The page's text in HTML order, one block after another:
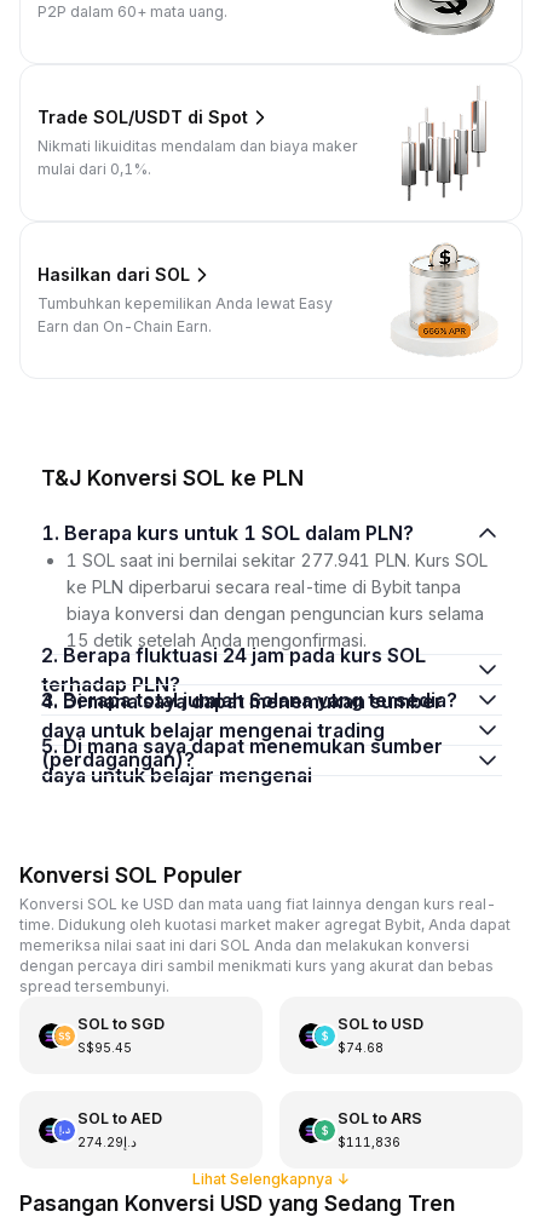
P2P dalam 60+ mata uang.
Trade SOL/USDT di Spot
Nikmati likuiditas mendalam dan biaya maker
mulai dari 0,1%.
Hasilkan dari SOL
Tumbuhkan kepemilikan Anda lewat Easy
Earn dan On-Chain Earn.
T&J Konversi SOL ke PLN
1. Berapa kurs untuk 1 SOL dalam PLN?
1 SOL saat ini bernilai sekitar 277.941 PLN. Kurs SOL
ke PLN diperbarui secara real-time di Bybit tanpa
biaya konversi dan dengan penguncian kurs selama
15 detik setelah Anda mengonfirmasi.
2. Berapa fluktuasi 24 jam pada kurs SOL
terhadap PLN?
3. Berapa total jumlah Solana yang tersedia?
4. Di mana saya dapat menemukan sumber
daya untuk belajar mengenai trading
(perdagangan)?
5. Di mana saya dapat menemukan sumber
daya untuk belajar mengenai
Konversi SOL Populer
Konversi SOL ke USD dan mata uang fiat lainnya dengan kurs real-
time. Didukung oleh kuotasi market maker agregat Bybit, Anda dapat
memeriksa nilai saat ini dari SOL Anda dan melakukan konversi
dengan percaya diri sambil menikmati kurs yang akurat dan bebas
spread tersembunyi.
SOLto SGD
S$95.45
SOLto USD
$74.68
SOLto AED
د.إ274.29
SOLto ARS
$111,836
Lihat Selengkapnya ↓
Pasangan Konversi USD yang Sedang Tren